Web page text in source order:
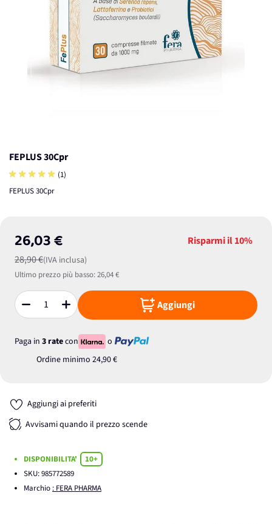
FEPLUS 30Cpr
(1)
FEPLUS 30Cpr
26,03 €
28,90 €(IVA inclusa)
Risparmi il10%
Ultimo prezzo più basso:26,04 €
Quantità Aggiungi
Paga in 3 ratecon
o
Ordine minimo 24,90 €
Aggiungi ai preferiti
Avvisami quando il prezzo scende
DISPONIBILITA'
10+
SKU:985772589
Marchio : FERA PHARMA